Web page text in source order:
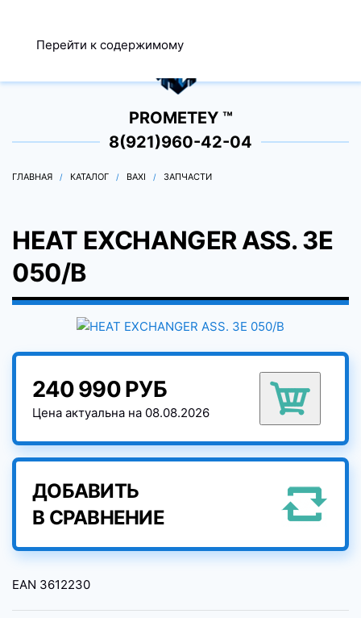
Перейти к содержимому
0
PROMETEY ™
8(921)960-42-04
ГЛАВНАЯ КАТАЛОГ BAXI ЗАПЧАСТИ
HEAT EXCHANGER ASS. 3E
050/B
240 990 РУБ
Цена актуальна на 08.08.2026
ДОБАВИТЬ
В СРАВНЕНИЕ
EAN 3612230